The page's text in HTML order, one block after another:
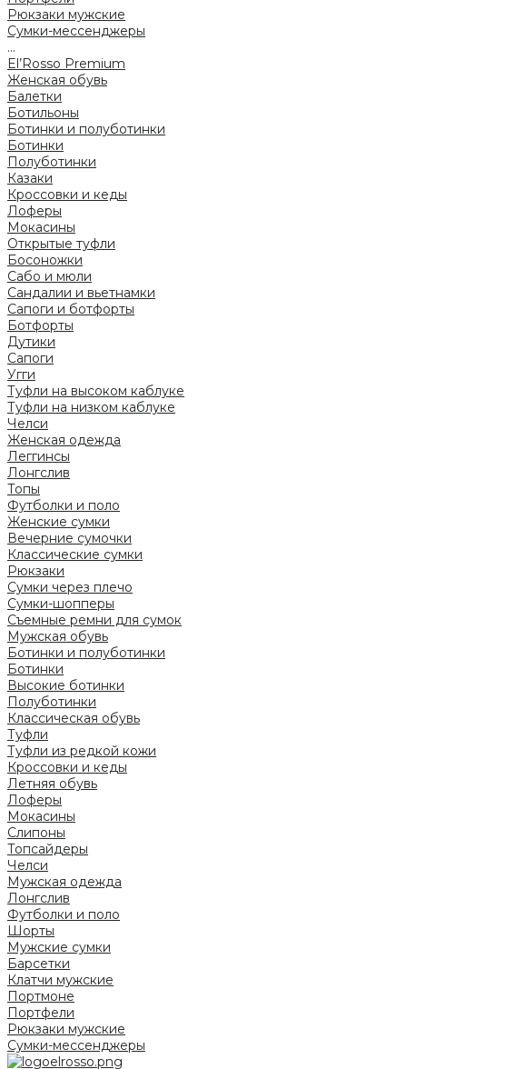
Рюкзаки мужские
Сумки-мессенджеры
...
El’Rosso Premium
Женская обувь
Балетки
Ботильоны
Ботинки и полуботинки
Ботинки
Полуботинки
Казаки
Кроссовки и кеды
Лоферы
Мокасины
Открытые туфли
Босоножки
Сабо и мюли
Сандалии и вьетнамки
Сапоги и ботфорты
Ботфорты
Дутики
Сапоги
Угги
Туфли на высоком каблуке
Туфли на низком каблуке
Челси
Женская одежда
Леггинсы
Лонгслив
Топы
Футболки и поло
Женские сумки
Вечерние сумочки
Классические сумки
Рюкзаки
Сумки через плечо
Сумки-шопперы
Съемные ремни для сумок
Мужская обувь
Ботинки и полуботинки
Ботинки
Высокие ботинки
Полуботинки
Классическая обувь
Туфли
Туфли из редкой кожи
Кроссовки и кеды
Летняя обувь
Лоферы
Мокасины
Слипоны
Топсайдеры
Челси
Мужская одежда
Лонгслив
Футболки и поло
Шорты
Мужские сумки
Барсетки
Клатчи мужские
Портмоне
Портфели
Рюкзаки мужские
Сумки-мессенджеры